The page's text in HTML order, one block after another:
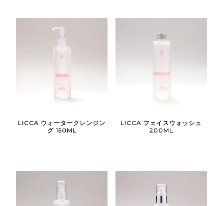
LICCA ウォータークレンジン
グ 150ML
LICCA フェイスウォッシュ
200ML